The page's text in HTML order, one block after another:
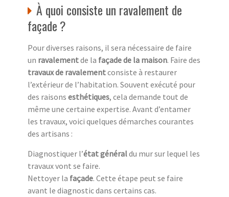
À quoi consiste un ravalement de
façade ?
Pour diverses raisons, il sera nécessaire de faire
un ravalementde la façade de la maison. Faire des
travaux de ravalementconsiste à restaurer
l’extérieur de l’habitation. Souvent exécuté pour
des raisons esthétiques, cela demande tout de
même une certaine expertise. Avant d’entamer
les travaux, voici quelques démarches courantes
des artisans :
Diagnostiquer l’état généraldu mur sur lequel les
travaux vont se faire.
Nettoyer la façade. Cette étape peut se faire
avant le diagnostic dans certains cas.